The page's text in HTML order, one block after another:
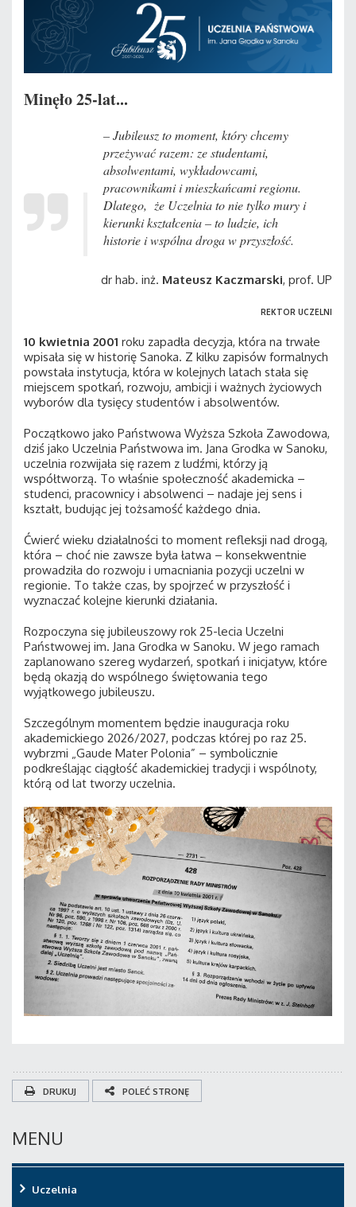
Minęło 25-lat...
– Jubileusz to moment, który chcemy
przeżywać razem: ze studentami,
absolwentami, wykładowcami,
pracownikami i mieszkańcami regionu.
Dlatego, że Uczelnia to nie tylko mury i
kierunki kształcenia – to ludzie, ich
historie i wspólna droga w przyszłość.
dr hab. inż. Mateusz Kaczmarski, prof. UP
REKTOR UCZELNI
10 kwietnia 2001 roku zapadła decyzja, która na trwałe
wpisała się w historię Sanoka. Z kilku zapisów formalnych
powstała instytucja, która w kolejnych latach stała się
miejscem spotkań, rozwoju, ambicji i ważnych życiowych
wyborów dla tysięcy studentów i absolwentów.
Początkowo jako Państwowa Wyższa Szkoła Zawodowa,
dziś jako Uczelnia Państwowa im. Jana Grodka w Sanoku,
uczelnia rozwijała się razem z ludźmi, którzy ją
współtworzą. To właśnie społeczność akademicka –
studenci, pracownicy i absolwenci – nadaje jej sens i
kształt, budując jej tożsamość każdego dnia.
Ćwierć wieku działalności to moment refleksji nad drogą,
która – choć nie zawsze była łatwa – konsekwentnie
prowadziła do rozwoju i umacniania pozycji uczelni w
regionie. To także czas, by spojrzeć w przyszłość i
wyznaczać kolejne kierunki działania.
Rozpoczyna się jubileuszowy rok 25-lecia Uczelni
Państwowej im. Jana Grodka w Sanoku. W jego ramach
zaplanowano szereg wydarzeń, spotkań i inicjatyw, które
będą okazją do wspólnego świętowania tego
wyjątkowego jubileuszu.
Szczególnym momentem będzie inauguracja roku
akademickiego 2026/2027, podczas której po raz 25.
wybrzmi „Gaude Mater Polonia” – symbolicznie
podkreślając ciągłość akademickiej tradycji i wspólnoty,
którą od lat tworzy uczelnia.
DRUKUJ POLEĆ STRONĘ
MENU
Uczelnia